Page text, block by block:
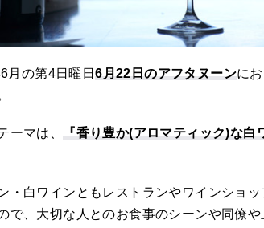
月の第4日曜日6月22日のアフタヌーンに
ーマは、『香り豊か(アロマティック)な白
・白ワインともレストランやワインショ
で、大切な人とのお食事のシーンや同僚